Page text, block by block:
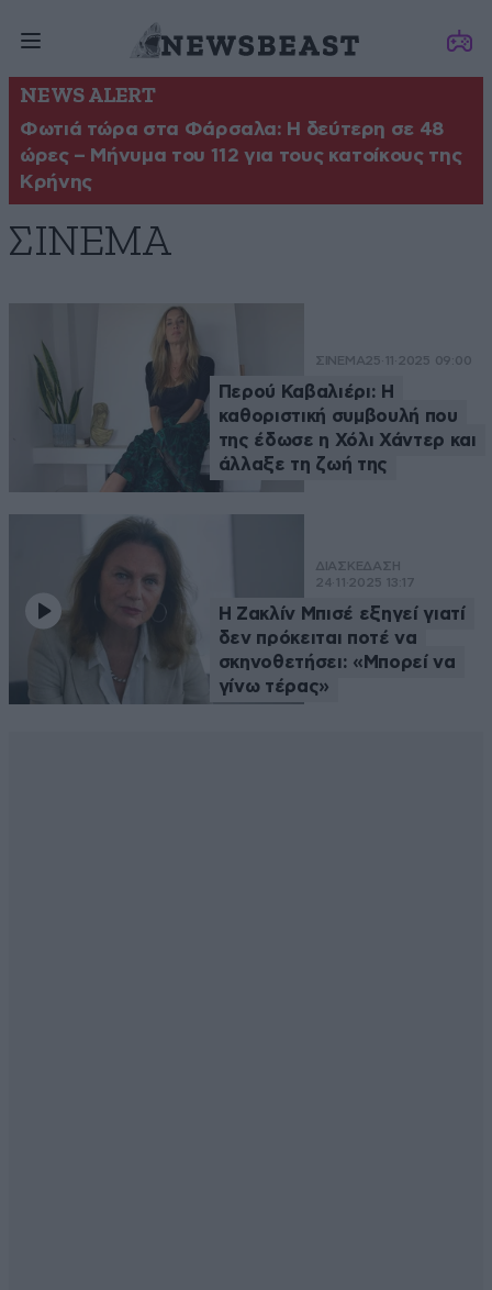
NEWS ALERT
Φωτιά τώρα στα Φάρσαλα: Η δεύτερη σε 48
ώρες – Μήνυμα του 112 για τους κατοίκους της
Κρήνης
ΣΙΝΕΜΑ
ΣΙΝΕΜΑ25·11·2025 09:00
Περού Καβαλιέρι: Η
καθοριστική συμβουλή που
της έδωσε η Χόλι Χάντερ και
άλλαξε τη ζωή της
ΔΙΑΣΚΕΔΑΣΗ
24·11·2025 13:17
Η Ζακλίν Μπισέ εξηγεί γιατί
δεν πρόκειται ποτέ να
σκηνοθετήσει: «Μπορεί να
γίνω τέρας»